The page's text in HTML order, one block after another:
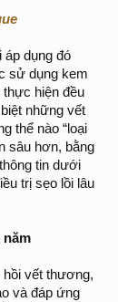
dụng đó
sử dụng kem
thực hiện đều
những vết
thể nào “loại
sâu hơn, bằng
tin dưới
trị sẹo lồi lâu
năm
vết thương,
và đáp ứng